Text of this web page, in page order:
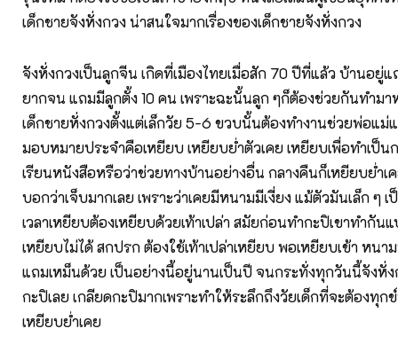
เด็กชายจังหั่งกวง น่าสนใจมากเรื่องของเด็กชายจังหั่งกวง
จังหั่งกวงเป็นลูกจีน เกิดที่เมืองไทยเมื่อสัก 70 ปีที่แล้ว บ้านอยู่แ
ยากจน แถมมีลูกตั้ง 10 คน เพราะฉะนั้นลูก ๆก็ต้องช่วยกันทำมา
เด็กชายหั่งกวงตั้งแต่เล็กวัย 5-6 ขวบนั้นต้องทำงานช่วยพ่อแม่
มอบหมายประจำคือเหยียบ เหยียบย่ำตัวเคย เหยียบเพื่อทำเป็น
เรียนหนังสือหรือว่าช่วยทางบ้านอย่างอื่น กลางคืนก็เหยียบย่ำเ
บอกว่าเจ็บมากเลย เพราะว่าเคยมีหนามมีเงี่ยง แม้ตัวมันเล็ก ๆ เ
เวลาเหยียบต้องเหยียบด้วยเท้าเปล่า สมัยก่อนทำกะปิเขาทำกัน
เหยียบไม่ได้ สกปรก ต้องใช้เท้าเปล่าเหยียบ พอเหยียบเข้า หนา
แถมเหม็นด้วย เป็นอย่างนี้อยู่นานเป็นปี จนกระทั่งทุกวันนี้จังหั่
กะปิเลย เกลียดกะปิมากเพราะทำให้ระลึกถึงวัยเด็กที่จะต้องทุ
เหยียบย่ำเคย